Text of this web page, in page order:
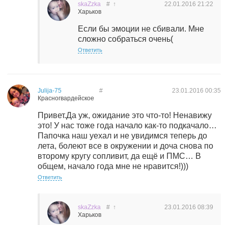
skaZzka
Харьков
22.01.2016 21:22
# ↑
Если бы эмоции не сбивали. Мне
сложно собраться очень(
Ответить
Julija-75
Красногвардейское
23.01.2016 00:35
#
Привет.Да уж, ожидание это что-то! Ненавижу
это! У нас тоже года начало как-то подкачало…
Папочка наш уехал и не увидимся теперь до
лета, болеют все в окружении и доча снова по
второму кругу сопливит, да ещё и ПМС… В
общем, начало года мне не нравится!)))
Ответить
skaZzka
Харьков
23.01.2016 08:39
# ↑